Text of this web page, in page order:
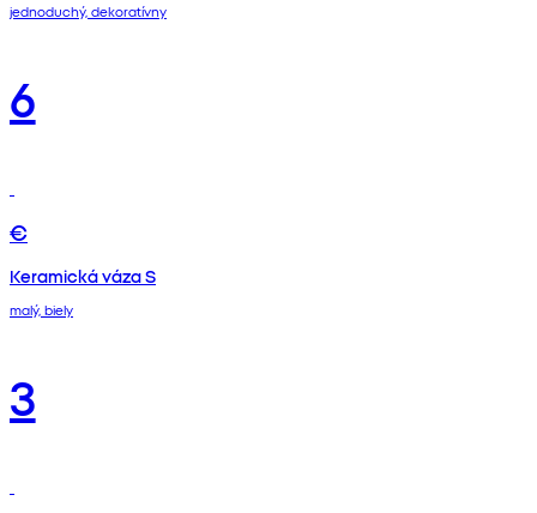
jednoduchý, dekoratívny
6
€
Keramická váza S
malý, biely
3